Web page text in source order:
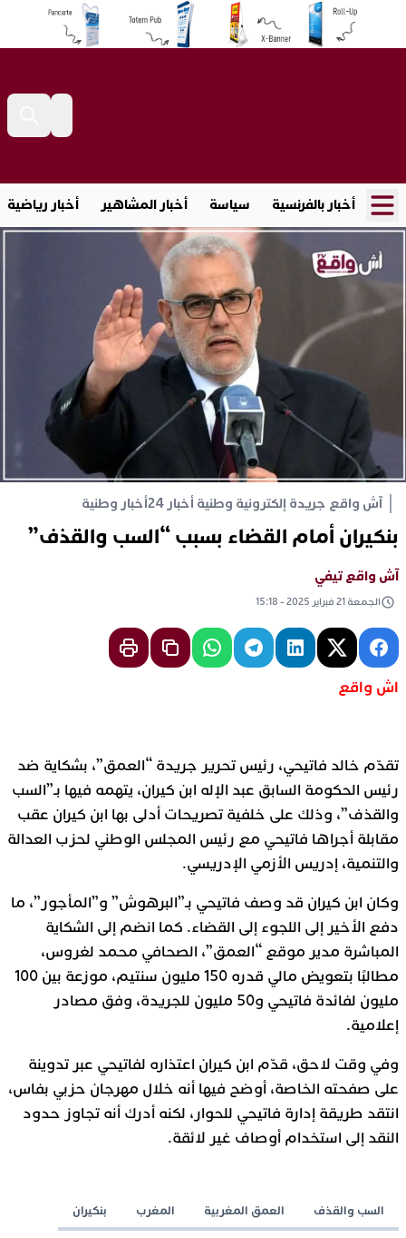
أخبار بالفرنسية سياسة أخبار المشاهير أخبار رياضية
آش واقع جريدة إلكترونية وطنية أخبار 24 أخبار وطنية
بنكيران أمام القضاء بسبب “السب والقذف”
آش واقع تيفي
الجمعة 21 فبراير 2025 - 15:18
اش واقع
تقدّم خالد فاتيحي، رئيس تحرير جريدة “العمق”، بشكاية ضد
رئيس الحكومة السابق عبد الإله ابن كيران، يتهمه فيها بـ”السب
والقذف”، وذلك على خلفية تصريحات أدلى بها ابن كيران عقب
مقابلة أجراها فاتيحي مع رئيس المجلس الوطني لحزب العدالة
والتنمية، إدريس الأزمي الإدريسي.
وكان ابن كيران قد وصف فاتيحي بـ”البرهوش” و”المأجور”، ما
دفع الأخير إلى اللجوء إلى القضاء. كما انضم إلى الشكاية
المباشرة مدير موقع “العمق”، الصحافي محمد لغروس،
مطالبًا بتعويض مالي قدره 150 مليون سنتيم، موزعة بين 100
مليون لفائدة فاتيحي و50 مليون للجريدة، وفق مصادر
إعلامية.
وفي وقت لاحق، قدّم ابن كيران اعتذاره لفاتيحي عبر تدوينة
على صفحته الخاصة، أوضح فيها أنه خلال مهرجان حزبي بفاس،
انتقد طريقة إدارة فاتيحي للحوار، لكنه أدرك أنه تجاوز حدود
النقد إلى استخدام أوصاف غير لائقة.
السب والقذف العمق المغربية المغرب بنكيران